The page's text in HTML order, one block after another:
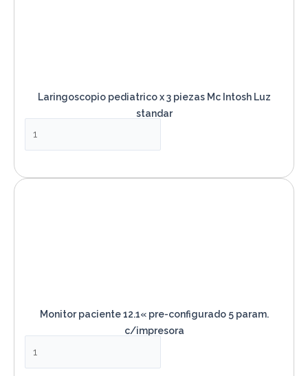
Laringoscopio pediatrico x 3 piezas Mc Intosh Luz
standar
Monitor paciente 12.1« pre-configurado 5 param.
c/impresora